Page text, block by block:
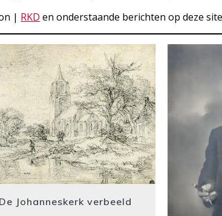
| RKD en onderstaande berichten op deze
De Johanneskerk verbeeld